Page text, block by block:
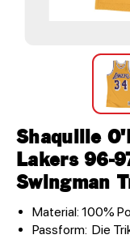
Shaquille
Lakers 96-
Swingman
Material: 100%
Passform: Die